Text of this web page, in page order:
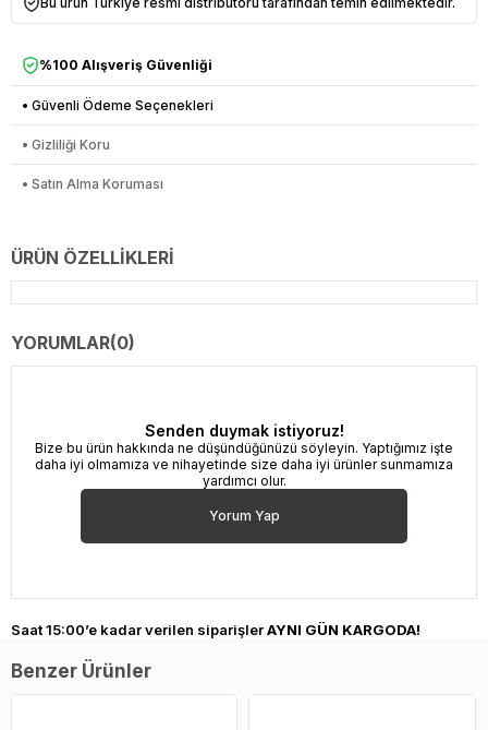
%100 Alışveriş Güvenliği
• Güvenli Ödeme Seçenekleri
• Gizliliği Koru
• Satın Alma Koruması
ÜRÜN ÖZELLIKLERI
YORUMLAR(0)
Senden duymak istiyoruz!
Bize bu ürün hakkında ne düşündüğünüzü söyleyin. Yaptığımız işte
daha iyi olmamıza ve nihayetinde size daha iyi ürünler sunmamıza
yardımcı olur.
Yorum Yap
Saat 15:00’e kadar verilen siparişlerAYNI GÜN KARGODA!
Benzer Ürünler